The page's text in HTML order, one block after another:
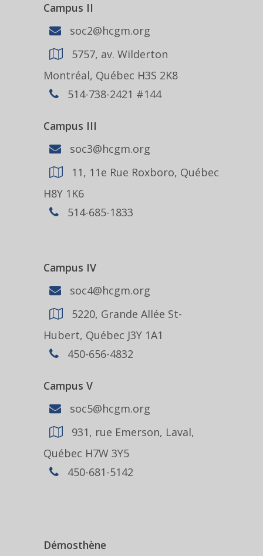
Campus II
soc2@hcgm.org
5757, av. Wilderton
Montréal, Québec H3S 2K8
514-738-2421 #144
Campus III
soc3@hcgm.org
11, 11e Rue Roxboro, Québec
H8Y 1K6
514-685-1833
Campus IV
soc4@hcgm.org
5220, Grande Allée St-
Hubert, Québec J3Y 1A1
450-656-4832
Campus V
soc5@hcgm.org
931, rue Emerson, Laval,
Québec H7W 3Y5
450-681-5142
Démosthène